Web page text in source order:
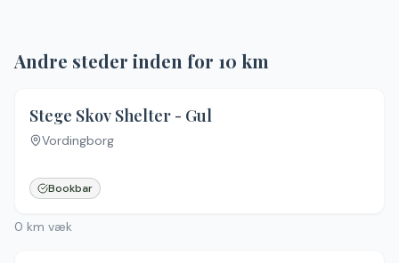
Andre steder inden for 10 km
Stege Skov Shelter - Gul
Vordingborg
Bookbar
0 km væk